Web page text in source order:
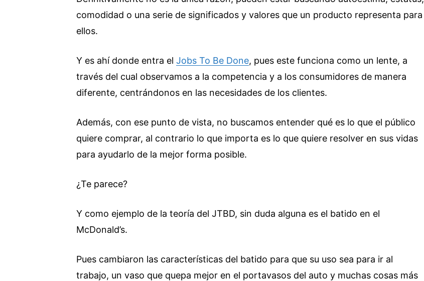
comodidad o una serie de significados y valores que un producto representa para
ellos.
Y es ahí donde entra el Jobs To Be Done, pues este funciona como un lente, a
través del cual observamos a la competencia y a los consumidores de manera
diferente, centrándonos en las necesidades de los clientes.
Además, con ese punto de vista, no buscamos entender qué es lo que el público
quiere comprar, al contrario lo que importa es lo que quiere resolver en sus vidas
para ayudarlo de la mejor forma posible.
¿Te parece?
Y como ejemplo de la teoría del JTBD, sin duda alguna es el batido en el
McDonald’s.
Pues cambiaron las características del batido para que su uso sea para ir al
trabajo, un vaso que quepa mejor en el portavasos del auto y muchas cosas más